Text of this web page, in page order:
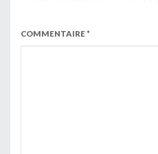
COMMENTAIRE*